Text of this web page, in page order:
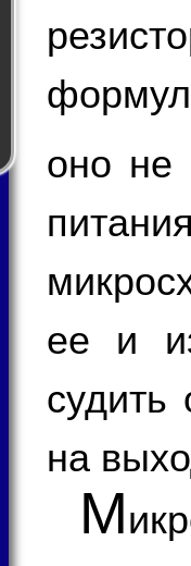
оно не
ее и
на
М